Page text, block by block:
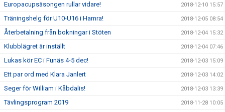
Europacupsäsongen rullar vidare! 2018-12-10 15:57
Träningshelg för U10-U16 i Hamra! 2018-12-05 08:54
Återbetalning från bokningar i Stöten 2018-12-04 15:32
Klubblägret är inställt 2018-12-04 07:46
Lukas kör EC i Funäs 4-5 dec! 2018-12-03 15:09
Ett par ord med Klara Janlert 2018-12-03 14:02
Seger för William i Kåbdalis! 2018-12-03 13:39
Tävlingsprogram 2019 2018-11-28 10:05